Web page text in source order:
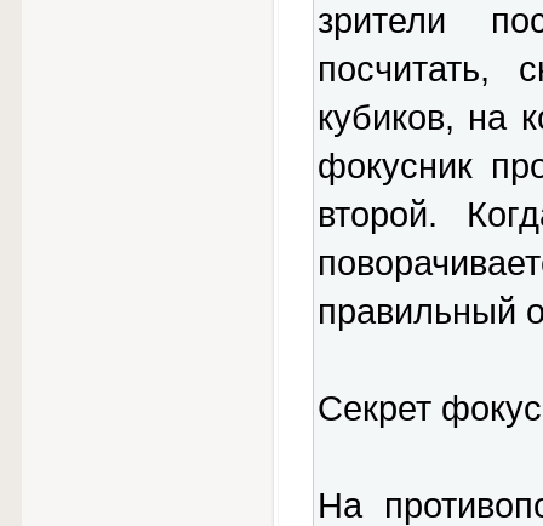
зрители
посчитать,
кубиков, на
фокусник
второй.
правильный
Секрет
На